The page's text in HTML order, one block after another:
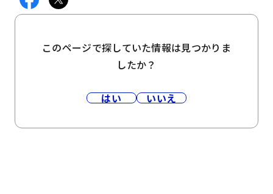
このページで探していた情報は見つかりま
したか？
はい いいえ